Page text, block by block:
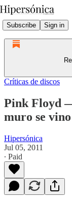
Subscribe Sign in
Críticas de discos
Pink Floyd
muro se
Hipersónica
Jul 05, 2011
∙ Paid